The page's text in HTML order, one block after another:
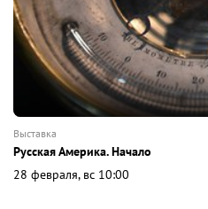
выставка
Русская Америка. Начало
28 февраля, вс 10:00